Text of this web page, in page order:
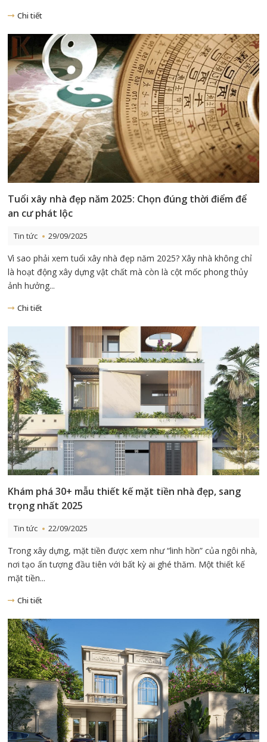
Chi tiết
Tuổi xây nhà đẹp năm 2025: Chọn đúng thời điểm để
an cư phát lộc
Tin tức 29/09/2025
Vì sao phải xem tuổi xây nhà đẹp năm 2025? Xây nhà không chỉ
là hoạt động xây dựng vật chất mà còn là cột mốc phong thủy
ảnh hưởng...
Chi tiết
Khám phá 30+ mẫu thiết kế mặt tiền nhà đẹp, sang
trọng nhất 2025
Tin tức 22/09/2025
Trong xây dựng, mặt tiền được xem như “linh hồn” của ngôi nhà,
nơi tạo ấn tượng đầu tiên với bất kỳ ai ghé thăm. Một thiết kế
mặt tiền...
Chi tiết